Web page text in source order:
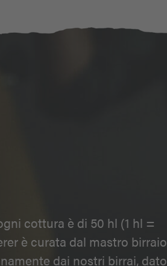
cottura è di 50 hl (1 hl =
è curata dal mastro birraio
dai nostri birrai, dato